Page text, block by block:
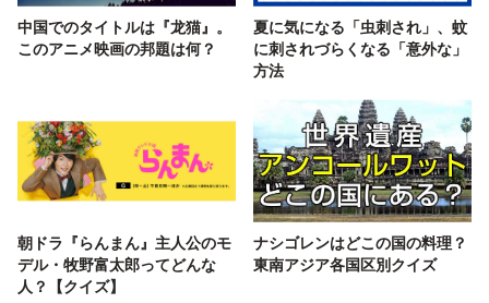
中国でのタイトルは『龙猫』。
このアニメ映画の邦題は何？
夏に気になる「虫刺され」、蚊
に刺されづらくなる「意外な」
方法
朝ドラ『らんまん』主人公のモ
デル・牧野富太郎ってどんな
人？【クイズ】
ナシゴレンはどこの国の料理？
東南アジア各国区別クイズ